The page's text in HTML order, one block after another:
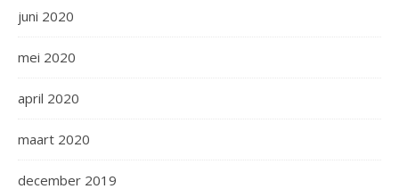
juni 2020
mei 2020
april 2020
maart 2020
december 2019